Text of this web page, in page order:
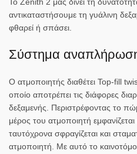
αντικαταστήσουμε τη γυάλινη
φθαρεί ή σπάσει.
Σύστημα
Ο ατμοποιητής διαθέτει Top-fill
οποίο αποτρέπει τις διάφορες
δεξαμενής. Περιστρέφοντας το
μέρος του ατμοποιητή
ταυτόχρονα σφραγίζεται και
ατμοποιητή. Με αυτό το